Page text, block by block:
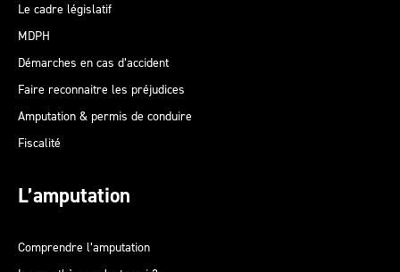
Le cadre législatif
MDPH
Démarches en cas d’accident
Faire reconnaitre les préjudices
Amputation & permis de conduire
Fiscalité
L’amputation
Comprendre l’amputation